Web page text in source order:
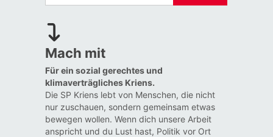
Mach mit
Für ein sozial gerechtes und
klimaverträgliches Kriens.
Die SP Kriens lebt von Menschen, die nicht
nur zuschauen, sondern gemeinsam etwas
bewegen wollen. Wenn dich unsere Arbeit
anspricht und du Lust hast, Politik vor Ort